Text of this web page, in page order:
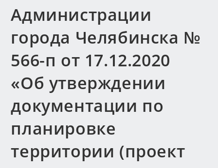
Администрации
города Челябинска №
566-п от 17.12.2020
«Об утверждении
документации по
планировке
территории (проект